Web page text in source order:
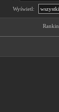
Wyświetl: